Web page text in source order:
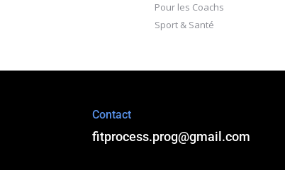
Pour les Coachs
Sport & Santé
Contact
fitprocess.prog@gmail.com